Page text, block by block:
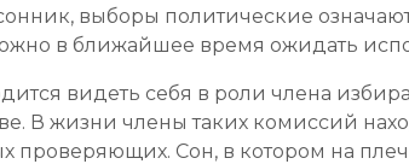
выборы политические
в ближайшее время ожидать
видеть себя в роли члена
В жизни члены таких комиссий
Сон, в котором на